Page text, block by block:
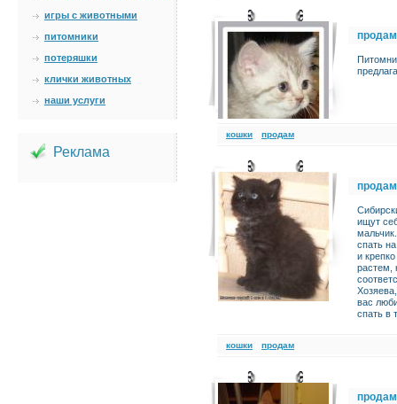
игры с животными
питомники
потеряшки
клички животных
наши услуги
Реклама
продам
кошки продам
продам
ищут
спать
и
растем,
вас
спать в
кошки продам
продам